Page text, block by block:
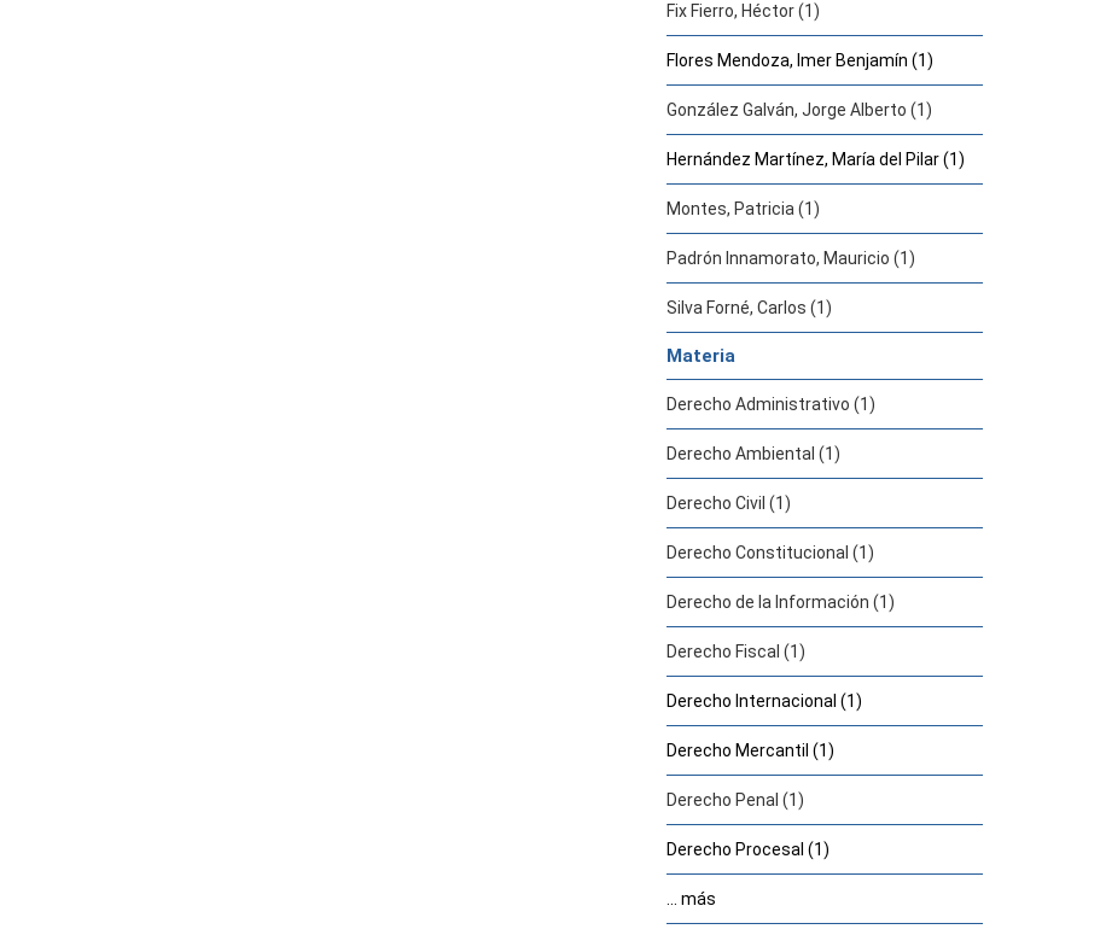
Fix Fierro, Héctor (1)
Flores Mendoza, Imer Benjamín (1)
González Galván, Jorge Alberto (1)
Hernández Martínez, María del Pilar (1)
Montes, Patricia (1)
Padrón Innamorato, Mauricio (1)
Silva Forné, Carlos (1)
Materia
Derecho Administrativo (1)
Derecho Ambiental (1)
Derecho Civil (1)
Derecho Constitucional (1)
Derecho de la Información (1)
Derecho Fiscal (1)
Derecho Internacional (1)
Derecho Mercantil (1)
Derecho Penal (1)
Derecho Procesal (1)
... más